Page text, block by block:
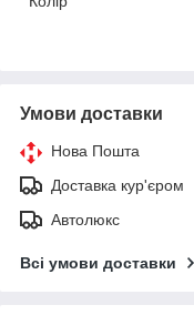
Умови доставки
Нова Пошта
Доставка кур'єром
Автолюкс
Всі умови доставки